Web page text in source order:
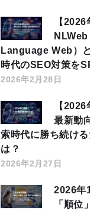
【2026
Language Web）
時代のSEO対策を
2026年2月28日
【
最新動
索時代に勝ち続け
は？
2026年2月27日
2026年
「順位